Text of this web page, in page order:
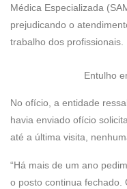
Médica Especializada
prejudicando o
trabalho dos profissionais.
Entulho
No ofício, a entidade
havia enviado ofício
até a última visita,
“Há mais de um ano
o posto continua fechado.